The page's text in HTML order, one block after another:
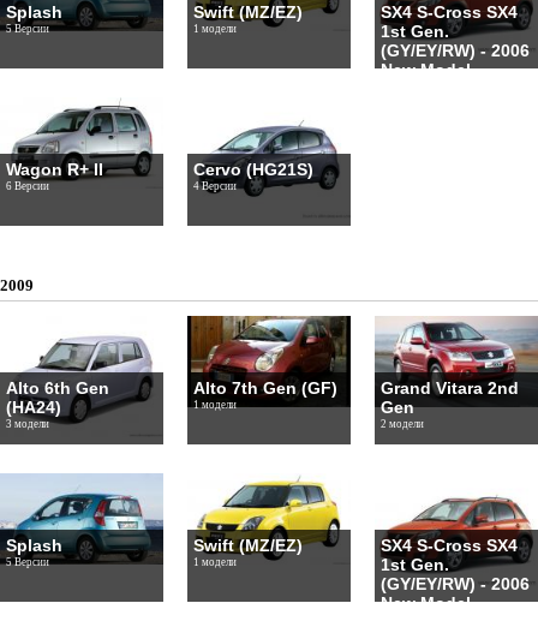
Splash
5 Версии
Swift (MZ/EZ)
1 модели
SX4 S-Cross SX4
1st Gen.
(GY/EY/RW) - 2006
New Model
Wagon R+ II
6 Версии
Cervo (HG21S)
4 Версии
2009
Alto 6th Gen
(HA24)
3 модели
Alto 7th Gen (GF)
1 модели
Grand Vitara 2nd
Gen
2 модели
Splash
5 Версии
Swift (MZ/EZ)
1 модели
SX4 S-Cross SX4
1st Gen.
(GY/EY/RW) - 2006
New Model